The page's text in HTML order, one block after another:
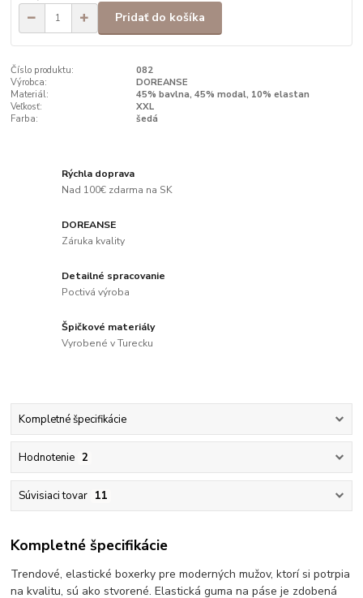
Pridať do košíka
Číslo produktu:
082
Výrobca:
DOREANSE
Materiál:
45% bavlna, 45% modal, 10% elastan
Veľkosť:
XXL
Farba:
šedá
Rýchla doprava
Nad 100€ zdarma na SK
DOREANSE
Záruka kvality
Detailné spracovanie
Poctivá výroba
Špičkové materiály
Vyrobené v Turecku
Kompletné špecifikácie
Hodnotenie 2
Súvisiaci tovar 11
Kompletné špecifikácie
Trendové, elastické boxerky pre moderných mužov, ktorí si potrpia
na kvalitu, sú ako stvorené. Elastická guma na páse je zdobená